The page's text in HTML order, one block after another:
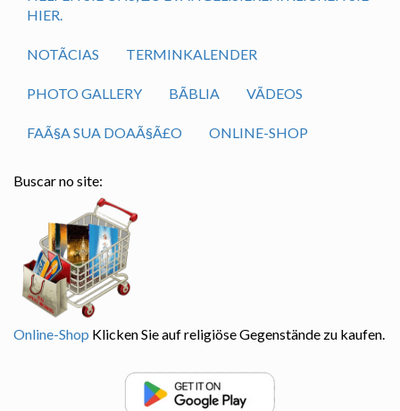
HIER.
NOTÃ­CIAS TERMINKALENDER
PHOTO GALLERY BÃ­BLIA VÃ­DEOS
FAÃ§A SUA DOAÃ§Ã£O ONLINE-SHOP
Buscar no site:
Online-Shop Klicken Sie auf religiöse Gegenstände zu kaufen.